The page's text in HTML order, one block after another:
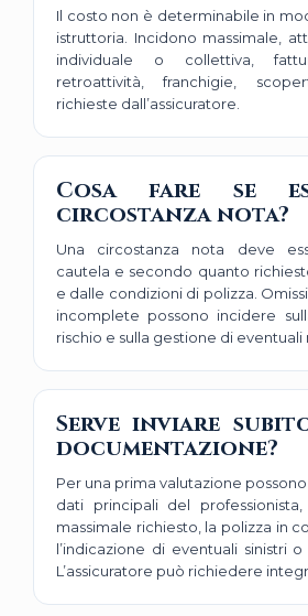
Il costo non è determinabile in
istruttoria. Incidono massimale,
individuale o collettiva,
retroattività, franchigie,
richieste dall’assicuratore.
Cosa fare se
circostanza nota?
Una circostanza nota deve
cautela e secondo quanto
e dalle condizioni di polizza.
incomplete possono incidere
rischio e sulla gestione di eventuali
Serve inviare
documentazione?
Per una prima valutazione
dati principali del professionista,
massimale richiesto, la polizza in
l’indicazione di eventuali sinistri
L’assicuratore può richiedere